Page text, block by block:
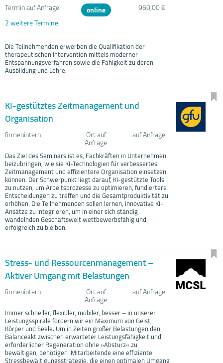
Termin auf Anfrage online
960,00 €
2 weitere Termine
Die Teilnehmenden erwerben die Qualifikation der
therapeutischen Intervention mittels moderner
Entspannungsverfahren sowie die Fähigkeit zu deren
Ausbildung und Lehre.
KI-gestütztes Zeitmanagement und
Organisation
firmenintern Ort auf
Anfrage
auf Anfrage
Das Ziel des Seminars ist es, Fachkräften in Unternehmen
beizubringen, wie sie KI-Technologien für verbessertes
Zeitmanagement und effizientere Organisation einsetzen
können. Der Schwerpunkt liegt darauf, KI-gestützte Tools
zu nutzen, um Arbeitsprozesse zu optimieren, fundiertere
Entscheidungen zu treffen und die Gesamtproduktivität zu
erhöhen. Die Teilnehmenden sollen lernen, innovative KI-
Ansätze zu integrieren, um in einer sich ständig
wandelnden Geschäftswelt wettbewerbsfähig und
erfolgreich zu bleiben.
Stress- und Ressourcenmanagement –
Aktiver Umgang mit Belastungen
firmenintern Ort auf
Anfrage
auf Anfrage
Immer schneller, flexibler, mobiler, besser – in unserer
Leistungsspirale fordern wir ein Maximum von Geist,
Körper und Seele. Um in Zeiten großer Belastungen den
Balanceakt zwischen erwarteter Leistungsfähigkeit und
erforderlicher Regeneration ohne »Absturz« zu
bewältigen, benötigen Mitarbeitende eine effiziente
Stressbewältigungsstrategie, die einen optimalen Umgang